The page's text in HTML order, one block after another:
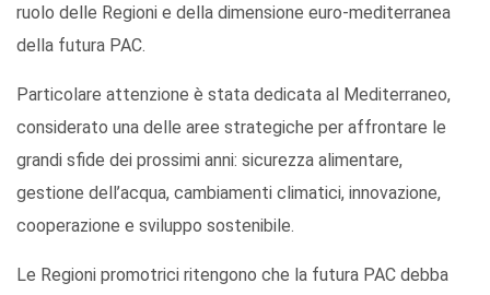
ruolo delle Regioni e della dimensione euro-mediterranea
della futura PAC.
Particolare attenzione è stata dedicata al Mediterraneo,
considerato una delle aree strategiche per affrontare le
grandi sfide dei prossimi anni: sicurezza alimentare,
gestione dell’acqua, cambiamenti climatici, innovazione,
cooperazione e sviluppo sostenibile.
Le Regioni promotrici ritengono che la futura PAC debba